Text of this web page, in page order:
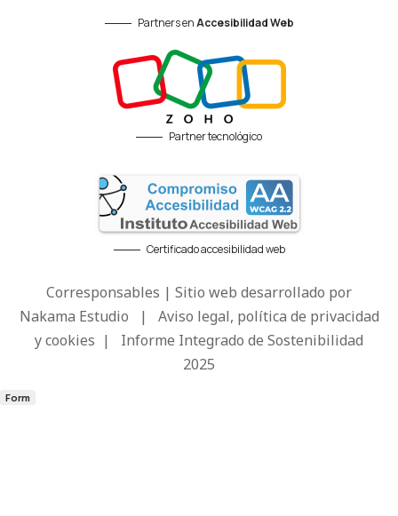
Partners enAccesibilidad Web
Partner tecnológico
Certificado accesibilidad web
Corresponsables | Sitio web desarrollado por
Nakama Estudio | Aviso legal, política de privacidad
y cookies | Informe Integrado de Sostenibilidad
2025
Form